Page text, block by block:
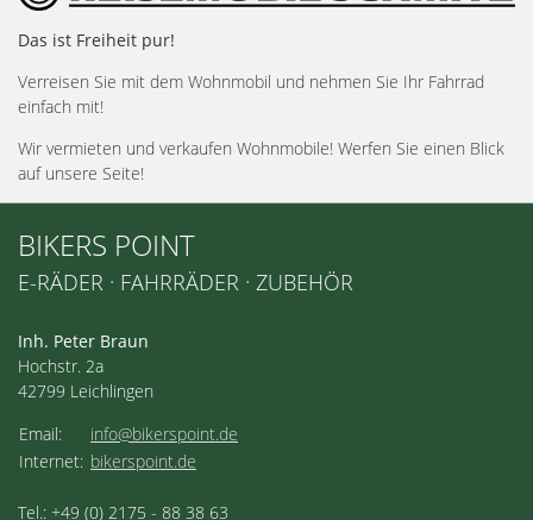
Das ist Freiheit pur!
Verreisen Sie mit dem Wohnmobil und nehmen Sie Ihr Fahrrad
einfach mit!
Wir vermieten und verkaufen Wohnmobile! Werfen Sie einen Blick
auf unsere Seite!
BIKERS POINT
E-RÄDER · FAHRRÄDER · ZUBEHÖR
Inh. Peter Braun
Hochstr. 2a
42799 Leichlingen
Email:
info@bikerspoint.de
Internet: bikerspoint.de
Tel.: +49 (0) 2175 - 88 38 63